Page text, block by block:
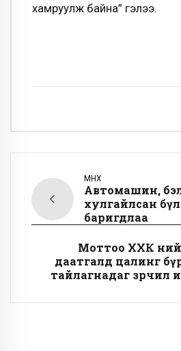
хамруулж байна” гэлээ.
ӨМНӨХ
Автомашин,
хулгайлсан
баригдлаа
Моттоо ХХК
даатгалд цалинг
тайлагнадаг зөрчил